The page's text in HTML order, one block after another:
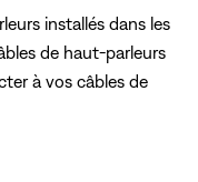
installés dans les
de haut-parleurs
à vos câbles de